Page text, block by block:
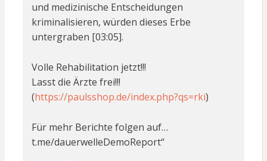
und medizinische Entscheidungen
kriminalisieren, würden dieses Erbe
untergraben [03:05].
Volle Rehabilitation jetzt!!!
Lasst die Ärzte frei!!!
(https://paulsshop.de/index.php?qs=rki)
Für mehr Berichte folgen auf…
t.me/dauerwelleDemoReport“